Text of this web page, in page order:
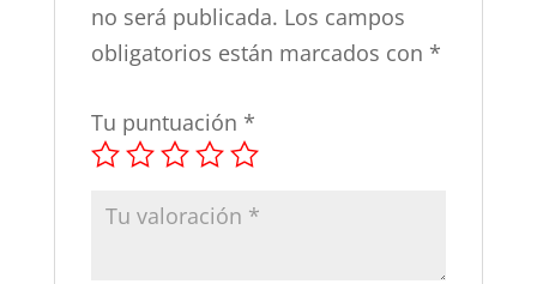
no será publicada. Los campos
obligatorios están marcados con *
Tu puntuación *